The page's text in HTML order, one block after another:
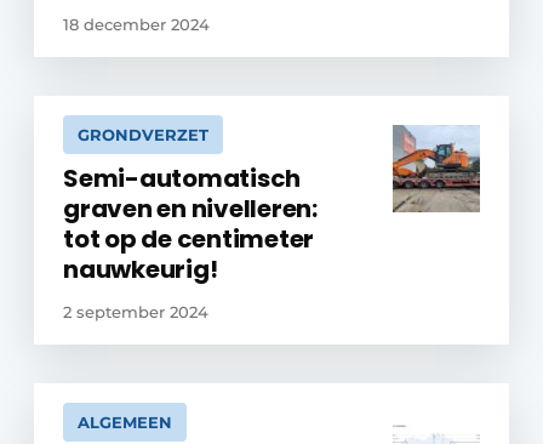
18 december 2024
GRONDVERZET
Semi-automatisch
graven en nivelleren:
tot op de centimeter
nauwkeurig!
2 september 2024
ALGEMEEN